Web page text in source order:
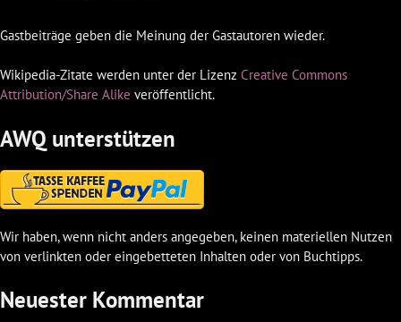
Gastbeiträge geben die Meinung der Gastautoren wieder.
Wikipedia-Zitate werden unter der Lizenz Creative Commons
Attribution/Share Alike veröffentlicht.
AWQ unterstützen
Wir haben, wenn nicht anders angegeben, keinen materiellen Nutzen
von verlinkten oder eingebetteten Inhalten oder von Buchtipps.
Neuester Kommentar